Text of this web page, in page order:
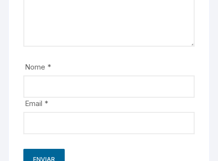
Nome *
Email *